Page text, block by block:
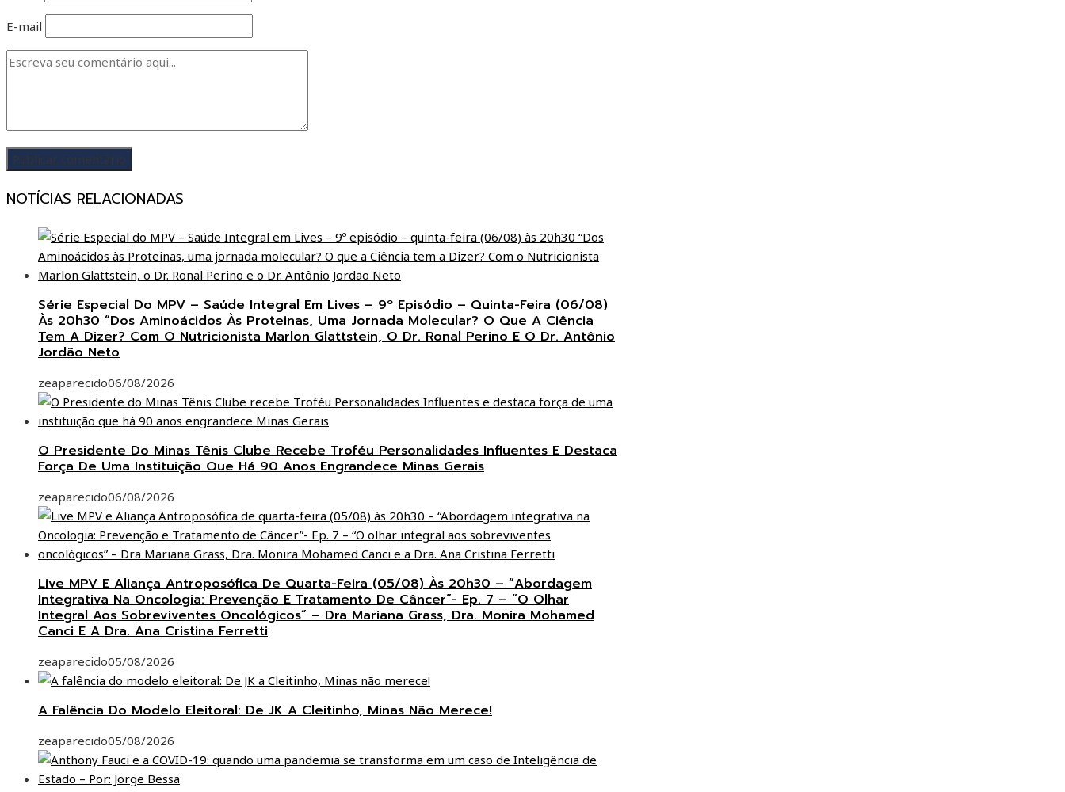
E-mail
NOTÍCIAS RELACIONADAS
Série Especial Do MPV – Saúde Integral Em Lives – 9º Episódio – Quinta-Feira (06/08)
Às 20h30 “Dos Aminoácidos Às Proteinas, Uma Jornada Molecular? O Que A Ciência
Tem A Dizer? Com O Nutricionista Marlon Glattstein, O Dr. Ronal Perino E O Dr. Antônio
Jordão Neto
zeaparecido06/08/2026
O Presidente Do Minas Tênis Clube Recebe Troféu Personalidades Influentes E Destaca
Força De Uma Instituição Que Há 90 Anos Engrandece Minas Gerais
zeaparecido06/08/2026
Live MPV E Aliança Antroposófica De Quarta-Feira (05/08) Às 20h30 – “Abordagem
Integrativa Na Oncologia: Prevenção E Tratamento De Câncer”- Ep. 7 – “O Olhar
Integral Aos Sobreviventes Oncológicos” – Dra Mariana Grass, Dra. Monira Mohamed
Canci E A Dra. Ana Cristina Ferretti
zeaparecido05/08/2026
A Falência Do Modelo Eleitoral: De JK A Cleitinho, Minas Não Merece!
zeaparecido05/08/2026